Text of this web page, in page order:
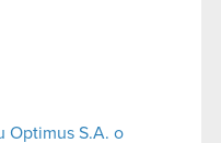
Optimus S.A. o